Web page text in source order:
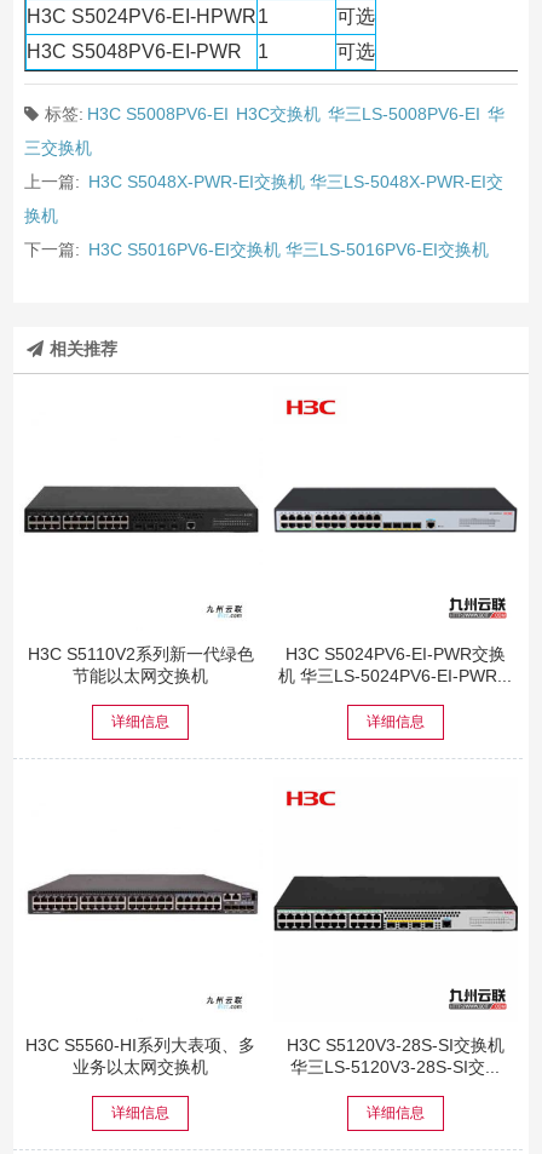
H3C S5024PV6-EI-HPWR1
可选
H3C S5048PV6-EI-PWR
1 可选
标签: H3C S5008PV6-EI H3C交换机 华三LS-5008PV6-EI 华
三交换机
上一篇: H3C S5048X-PWR-EI交换机 华三LS-5048X-PWR-EI交
换机
下一篇: H3C S5016PV6-EI交换机 华三LS-5016PV6-EI交换机
相关推荐
H3C S5110V2系列新一代绿色
节能以太网交换机
详细信息
H3C S5024PV6-EI-PWR交换
机 华三LS-5024PV6-EI-PWR...
详细信息
H3C S5560-HI系列大表项、多
业务以太网交换机
详细信息
H3C S5120V3-28S-SI交换机
华三LS-5120V3-28S-SI交...
详细信息